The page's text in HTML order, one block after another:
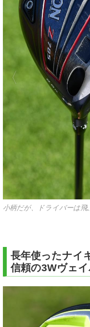
小柄だが、ドライバーは
長年使ったナイ
信頼の3Wヴェ